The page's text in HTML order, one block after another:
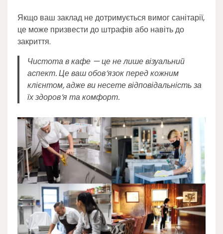
Якщо ваш заклад не дотримується вимог санітарії,
це може призвести до штрафів або навіть до
закриття.
Чистота в кафе — це не лише візуальний
аспект. Це ваш обов’язок перед кожним
клієнтом, адже ви несете відповідальність за
їх здоров’я та комфорт.